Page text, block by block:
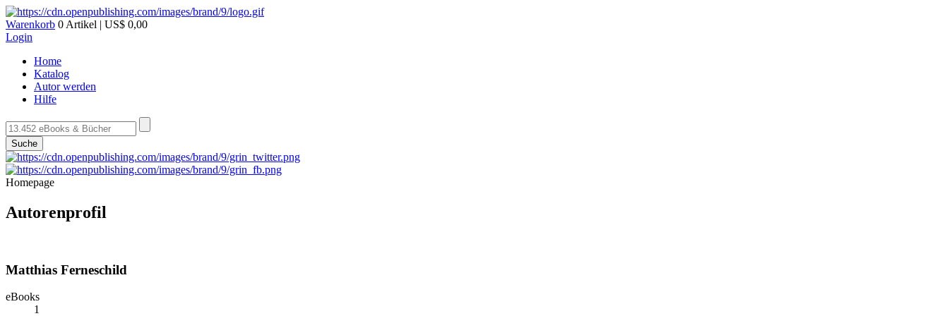
Warenkorb 0 Artikel | US$ 0,00
Login
Home
Katalog
Autor werden
Hilfe
Suche
Homepage
Autorenprofil
Matthias Ferneschild
eBooks
1